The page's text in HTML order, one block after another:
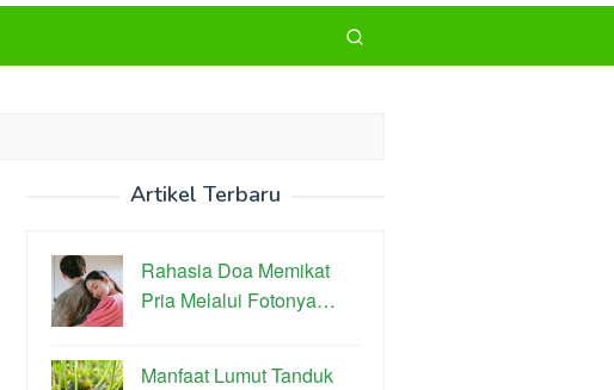
Artikel Terbaru
Rahasia Doa Memikat
Pria Melalui Fotonya…
Manfaat Lumut Tanduk